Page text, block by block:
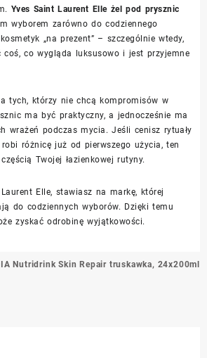
Yves Saint Laurent Elle żel pod prysznic
wyborem zarówno do codziennego
„na prezent” – szczególnie wtedy,
coś, co wygląda luksusowo i jest przyjemne
tych, którzy nie chcą kompromisów w
ma być praktyczny, a jednocześnie ma
wrażeń podczas mycia. Jeśli cenisz rytuały
różnicę już od pierwszego użycia, ten
Twojej łazienkowej rutyny.
Elle, stawiasz na markę, której
do codziennych wyborów. Dzięki temu
zyskać odrobinę wyjątkowości.
Nutridrink Skin Repair truskawka, 24x200ml